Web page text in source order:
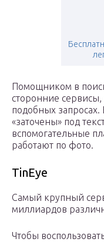
Помощником в
сторонние
подобных запросах.
«заточены» под
вспомогательные
работают по фото.
TinEye
Самый крупный
миллиардов
Чтобы